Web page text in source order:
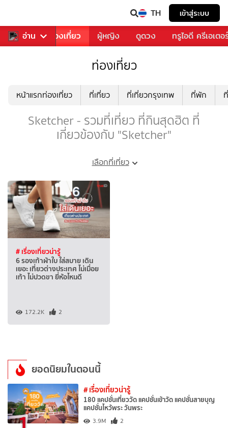
TH เข้าสู่ระบบ
อ่าน
อาหาร ท่องเที่ยว ผู้หญิง ดูดวง ทรูไอดี ครีเอเตอ
ท่องเที่ยว
หน้าแรกท่องเที่ยว ที่เที่ยว ที่เที่ยวกรุงเทพ ที่พัก
Sketcher - รวมที่เที่ยว ที่กินสุดฮิต ที่
เกี่ยวข้องกับ "Sketcher"
เลือกที่เที่ยว
# เรื่องเที่ยวน่ารู้
6 รองเท้าผ้าใบ ใส่สบาย เดิน
เยอะ เที่ยวต่างประเทศ ไม่เมื่อย
เท้า ไม่ปวดขา ยี่ห้อไหนดี
172.2K 2
ยอดนิยมในตอนนี้
# เรื่องเที่ยวน่ารู้
180 แคปชั่นเที่ยววัด แคปชั่นเข้าวัด แคปชั่นสายบุญ
แคปชั่นไหว้พระ วันพระ
3.9M 2